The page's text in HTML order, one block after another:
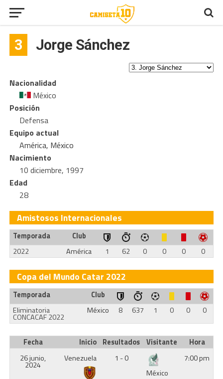
3 Jorge Sánchez
Nacionalidad
México
Posición
Defensa
Equipo actual
América, México
Nacimiento
10 diciembre, 1997
Edad
28
Amistosos Internacionales
Temporada
Club
2022
América 1 62 0 0 0 0
Copa del Mundo Catar 2022
Temporada
Club
Eliminatoria
CONCACAF 2022
México 8 637 1 0 0 0
Fecha Inicio Resultados Visitante
Hora
26 junio,
2024
Venezuela
1 - 0
México
7:00 pm